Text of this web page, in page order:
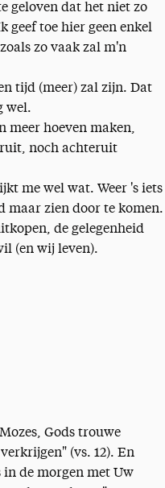
geloven dat het niet zo
geef toe hier geen enkel
zo vaak zal m'n
tijd (meer) zal zijn. Dat
wel.
meer hoeven maken,
noch achteruit
me wel wat. Weer 's iets
maar zien door te komen.
de gelegenheid
(en wij leven).
Gods trouwe
(vs. 12). En
de morgen met Uw